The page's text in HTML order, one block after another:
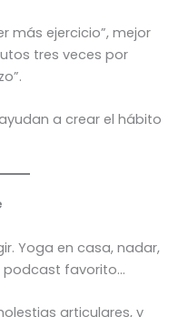
más ejercicio”, mejor
tres veces por
a crear el hábito
Yoga en casa, nadar,
podcast favorito…
articulares, y